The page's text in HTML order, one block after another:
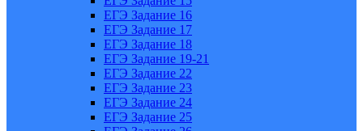
ЕГЭ Задание 16
ЕГЭ Задание 17
ЕГЭ Задание 18
ЕГЭ Задание 19-21
ЕГЭ Задание 22
ЕГЭ Задание 23
ЕГЭ Задание 24
ЕГЭ Задание 25